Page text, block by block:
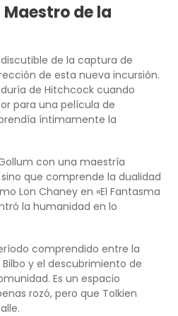
Maestro de la
de la captura de
de esta nueva incursión.
de Hitchcock cuando
para una película de
íntimamente la
con una maestría
que comprende la dualidad
Lon Chaney en «El Fantasma
la humanidad en lo
comprendido entre la
y el descubrimiento de
Es un espacio
rozó, pero que Tolkien